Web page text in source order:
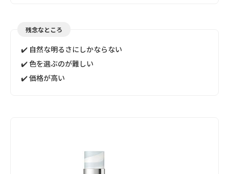
残念なところ
✔️ 自然な明るさにしかならない
✔️ 色を選ぶのが難しい
✔️ 価格が高い